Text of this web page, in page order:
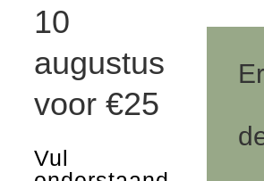
10
augustus
voor €25
Vul